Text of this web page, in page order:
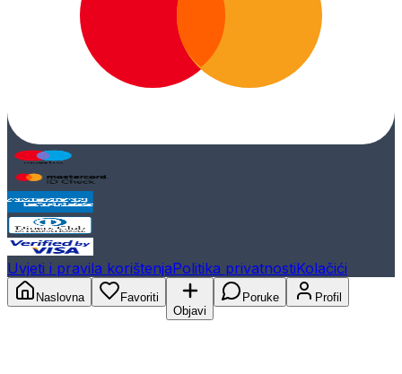
Uvjeti i pravila korištenjaPolitika privatnostiKolačići
Naslovna
Favoriti
Objavi
Poruke Profil